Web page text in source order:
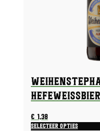
€ 1,38
Selecteer opties